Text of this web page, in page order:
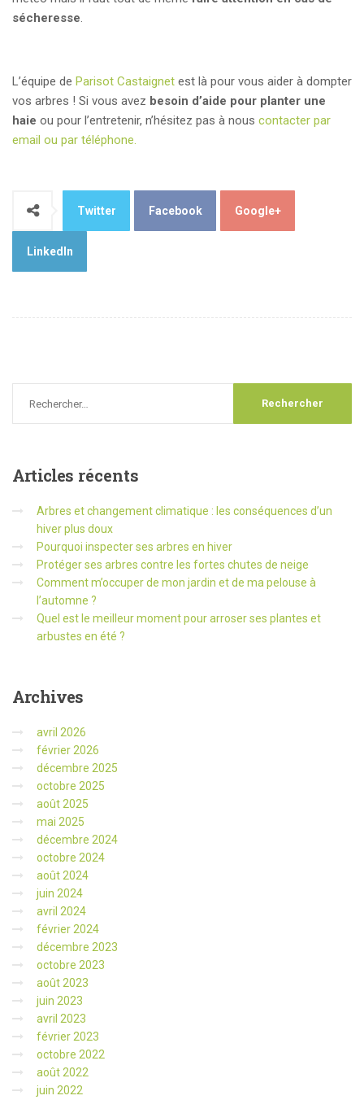
sécheresse.
L’équipe de Parisot Castaignet est là pour vous aider à dompter
vos arbres ! Si vous avez besoin d’aide pour planter une
haie ou pour l’entretenir, n’hésitez pas à nous contacter par
email ou par téléphone.
Twitter Facebook Google+
LinkedIn
Articles récents
Arbres et changement climatique : les conséquences d’un
hiver plus doux
Pourquoi inspecter ses arbres en hiver
Protéger ses arbres contre les fortes chutes de neige
Comment m’occuper de mon jardin et de ma pelouse à
l’automne ?
Quel est le meilleur moment pour arroser ses plantes et
arbustes en été ?
Archives
avril 2026
février 2026
décembre 2025
octobre 2025
août 2025
mai 2025
décembre 2024
octobre 2024
août 2024
juin 2024
avril 2024
février 2024
décembre 2023
octobre 2023
août 2023
juin 2023
avril 2023
février 2023
octobre 2022
août 2022
juin 2022